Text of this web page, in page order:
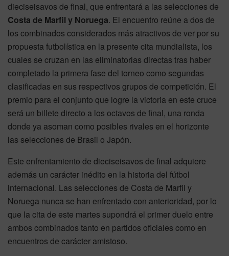
dieciseisavos de final, que enfrentará a las selecciones de
Costa de Marfil y Noruega. El encuentro reúne a dos de
los combinados considerados más atractivos de ver por su
propuesta futbolística en la presente cita mundialista, los
cuales se cruzan en las eliminatorias directas tras haber
completado la primera fase del torneo como segundas
clasificadas en sus respectivos grupos de competición. El
premio para el conjunto que logre la victoria en este cruce
será un billete directo a los octavos de final, una ronda
donde ya asoman como posibles rivales en el horizonte
las selecciones de Brasil o Japón.
Este enfrentamiento de dieciseisavos de final adquiere
además un carácter inédito en la historia del fútbol
internacional. Las selecciones de Costa de Marfil y
Noruega nunca se han enfrentado con anterioridad, por lo
que la cita de este martes supondrá el primer duelo entre
ambos combinados tanto en partidos oficiales como en
encuentros de carácter amistoso.